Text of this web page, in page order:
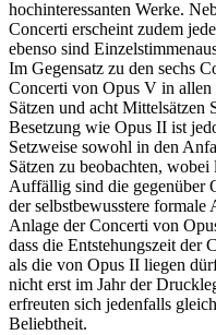
hochinteressanten Werke.
Concerti erscheint zudem
ebenso sind
Im Gegensatz zu den sechs
Concerti von Opus V in allen
Sätzen und acht
Besetzung wie Opus II ist
Setzweise sowohl in den
Sätzen zu beobachten,
Auffällig sind die gegenüber
der selbstbewusstere
Anlage der Concerti von
dass die Entstehungszeit der
als die von Opus II liegen
nicht erst im Jahr der
erfreuten sich jedenfalls
Beliebtheit.